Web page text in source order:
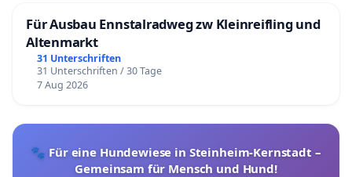
Für Ausbau Ennstalradweg zw Kleinreifling und
Altenmarkt
31 Unterschriften
31 Unterschriften / 30 Tage
7 Aug 2026
🐾 Für eine Hundewiese in Steinheim-Kernstadt –
Gemeinsam für Mensch und Hund!